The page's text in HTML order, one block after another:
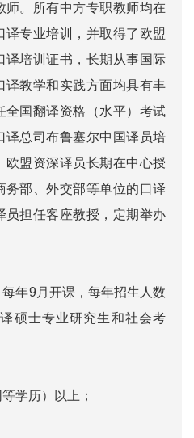
师。所有中方专职教师均在
译专业培训，并取得了欧盟
译培训证书，长期从事国际
译教学和实践方面均具有丰
全国翻译资格（水平）考试
译总司布鲁塞尔中国译员培
欧盟资深译员长期在中心授
务部、外交部等单位的口译
员担任客座教授，定期举办
年9月开课，每年招生人数
硕士专业研究生和社会考
学历）以上；